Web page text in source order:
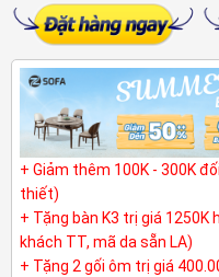
+ Giảm thêm 100K - 300K
thiết)
+ Tặng bàn K3 trị giá 1250K
khách TT, mã da sẵn LA)
+ Tặng 2 gối ôm trị giá